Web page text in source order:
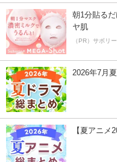
朝1分貼る
ヤ肌
（PR）サボリ
2026年7月
【夏アニメ